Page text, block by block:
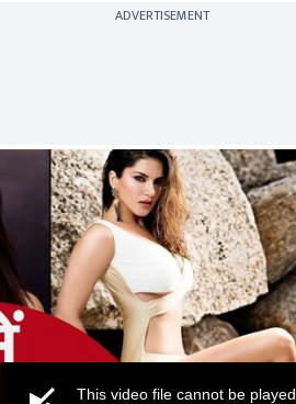
ADVERTISEMENT
This video file cannot be played.